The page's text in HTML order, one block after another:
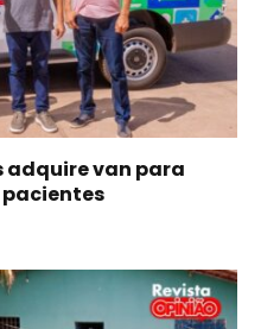
adquire van para